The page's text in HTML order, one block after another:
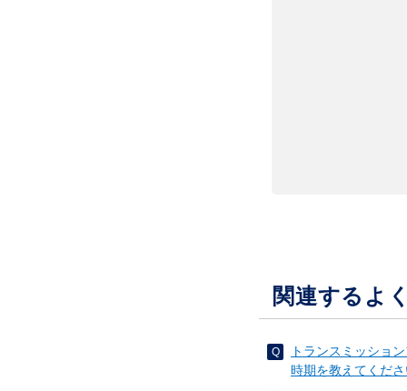
関連するよ
トランスミッショ
時期を教えてくだ